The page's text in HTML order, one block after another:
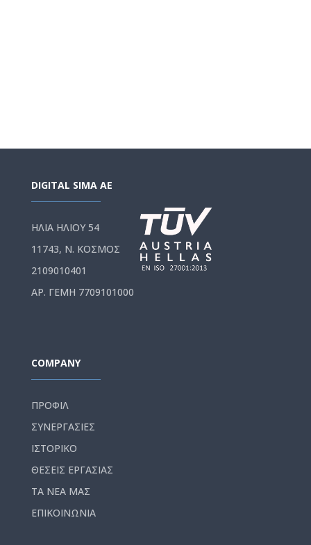
DIGITAL SIMA AE
ΗΛΙΑ ΗΛΙΟΥ 54
11743, Ν. ΚΟΣΜΟΣ
2109010401
ΑΡ. ΓΕΜΗ 7709101000
COMPANY
ΠΡΟΦΙΛ
ΣΥΝΕΡΓΑΣΙΕΣ
ΙΣΤΟΡΙΚΟ
ΘΕΣΕΙΣ ΕΡΓΑΣΙΑΣ
ΤΑ ΝΕΑ ΜΑΣ
ΕΠΙΚΟΙΝΩΝΙΑ